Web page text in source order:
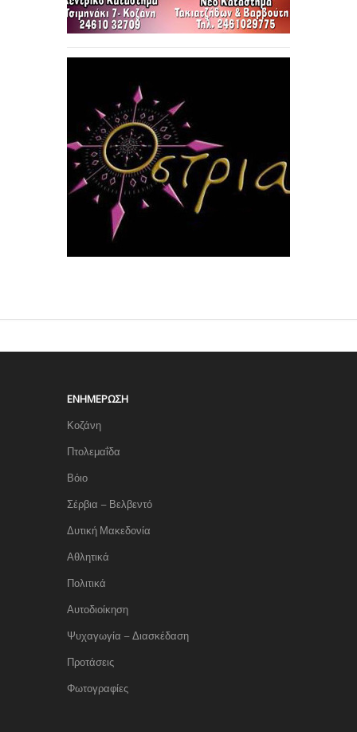
ΕΝΗΜΈΡΩΣΗ
Κοζάνη
Πτολεμαΐδα
Βόιο
Σέρβια – Βελβεντό
Δυτική Μακεδονία
Αθλητικά
Πολιτικά
Αυτοδιοίκηση
Ψυχαγωγία – Διασκέδαση
Προτάσεις
Φωτογραφίες